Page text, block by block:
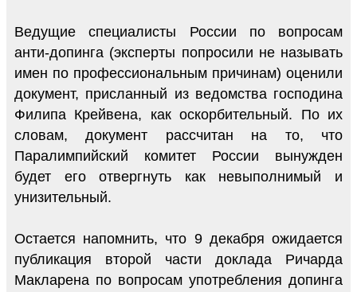
Ведущие специалисты России по вопросам
анти-допинга (эксперты попросили не называть
имен по профессиональным причинам) оценили
документ, присланный из ведомства господина
Филипа Крейвена, как оскорбительный. По их
словам, документ рассчитан на то, что
Паралимпийский комитет России вынужден
будет его отвергнуть как невыполнимый и
унизительный.
Остается напомнить, что 9 декабря ожидается
публикация второй части доклада Ричарда
Макларена по вопросам употребления допинга